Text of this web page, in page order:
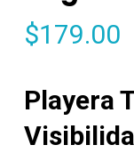
$179.00
Playera